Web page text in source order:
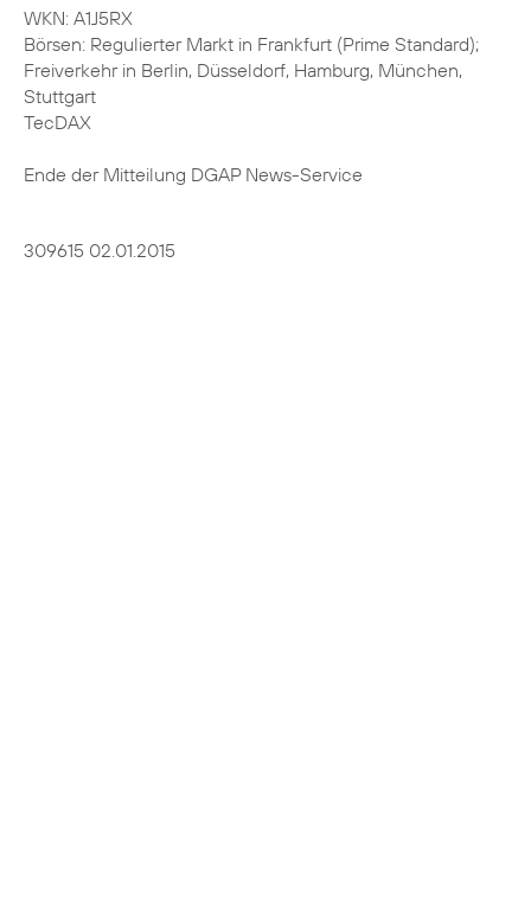
WKN: A1J5RX
Börsen: Regulierter Markt in Frankfurt (Prime Standard);
Freiverkehr in Berlin, Düsseldorf, Hamburg, München,
Stuttgart
TecDAX
Ende der Mitteilung DGAP News-Service
309615 02.01.2015